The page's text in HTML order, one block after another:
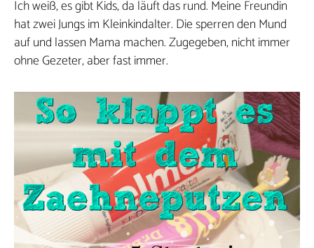
Ich weiß, es gibt Kids, da läuft das rund. Meine Freundin
hat zwei Jungs im Kleinkindalter. Die sperren den Mund
auf und lassen Mama machen. Zugegeben, nicht immer
ohne Gezeter, aber fast immer.